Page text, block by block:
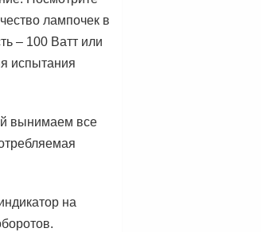
лампочек в
– 100 Ватт или
испытания
вынимаем все
на